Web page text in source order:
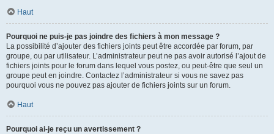
Haut
Pourquoi ne puis-je pas joindre des fichiers à mon message ?
La possibilité d’ajouter des fichiers joints peut être accordée par forum, par
groupe, ou par utilisateur. L’administrateur peut ne pas avoir autorisé l’ajout de
fichiers joints pour le forum dans lequel vous postez, ou peut-être que seul un
groupe peut en joindre. Contactez l’administrateur si vous ne savez pas
pourquoi vous ne pouvez pas ajouter de fichiers joints sur un forum.
Haut
Pourquoi ai-je reçu un avertissement ?